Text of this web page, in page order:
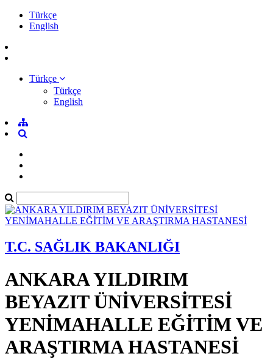
Türkçe
English
Türkçe
Türkçe
English
T.C. SAĞLIK BAKANLIĞI
ANKARA YILDIRIM
BEYAZIT ÜNİVERSİTESİ
YENİMAHALLE EĞİTİM VE
ARAŞTIRMA HASTANESİ